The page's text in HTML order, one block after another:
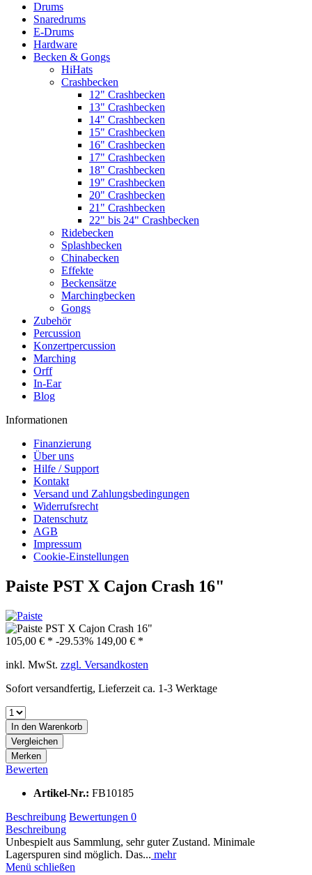
Drums
Snaredrums
E-Drums
Hardware
Becken & Gongs
HiHats
Crashbecken
12" Crashbecken
13" Crashbecken
14" Crashbecken
15" Crashbecken
16" Crashbecken
17" Crashbecken
18" Crashbecken
19" Crashbecken
20" Crashbecken
21" Crashbecken
22" bis 24" Crashbecken
Ridebecken
Splashbecken
Chinabecken
Effekte
Beckensätze
Marchingbecken
Gongs
Zubehör
Percussion
Konzertpercussion
Marching
Orff
In-Ear
Blog
Informationen
Finanzierung
Über uns
Hilfe / Support
Kontakt
Versand und Zahlungsbedingungen
Widerrufsrecht
Datenschutz
AGB
Impressum
Cookie-Einstellungen
Paiste PST X Cajon Crash 16"
105,00 € * -29.53% 149,00 € *
inkl. MwSt. zzgl. Versandkosten
Sofort versandfertig, Lieferzeit ca. 1-3 Werktage
In den Warenkorb
Vergleichen
Merken
Bewerten
Artikel-Nr.: FB10185
Beschreibung Bewertungen 0
Beschreibung
Unbespielt aus Sammlung, sehr guter Zustand. Minimale
Lagerspuren sind möglich. Das... mehr
Menü schließen